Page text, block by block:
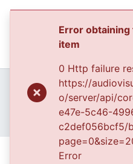
Home
Marcial Peña
Error
item
0 Http failure
https://
o/server/api/
e47e-5c46-
c2def056bcf5/
Error